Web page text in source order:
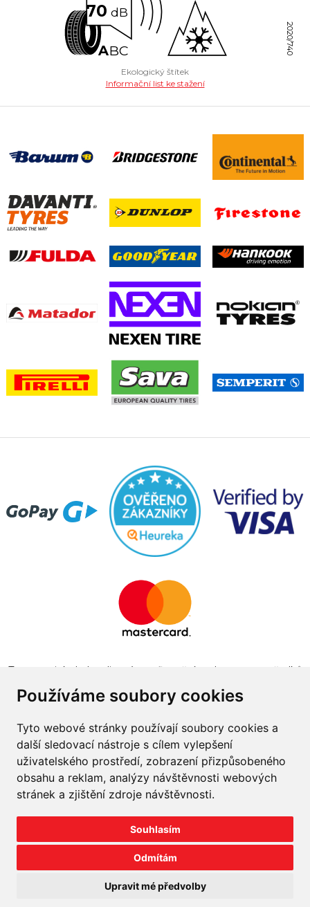
Používáme soubory cookies
Tyto webové stránky používají soubory cookies a
další sledovací nástroje s cílem vylepšení
uživatelského prostředí, zobrazení přizpůsobeného
obsahu a reklam, analýzy návštěvnosti webových
stránek a zjištění zdroje návštěvnosti.
Souhlasím
Odmítám
Upravit mé předvolby
70 dB
ABC 2020/740
Ekologický štítek
Informační list ke stažení
Tento projekt byl realizován za finanční podpory z prostředků
obchodu v programu The Country for the Future
2026prodej-pneu.cz
Napište nám
Velkoobchod